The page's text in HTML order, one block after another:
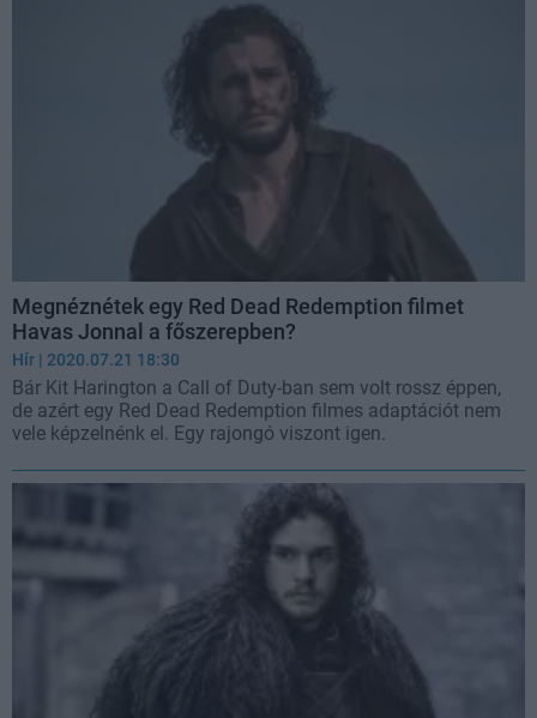
Megnéznétek egy Red Dead Redemption filmet
Havas Jonnal a főszerepben?
Hír | 2020.07.21 18:30
Bár Kit Harington a Call of Duty-ban sem volt rossz éppen,
de azért egy Red Dead Redemption filmes adaptációt nem
vele képzelnénk el. Egy rajongó viszont igen.